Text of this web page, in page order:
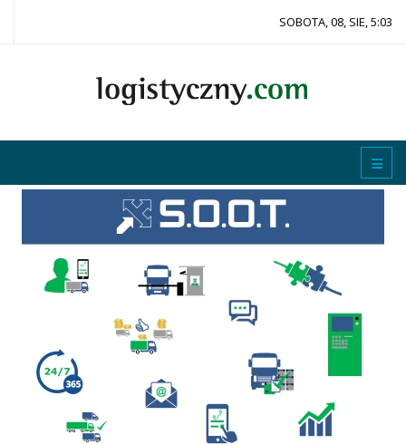
SOBOTA, 08, SIE, 5:03